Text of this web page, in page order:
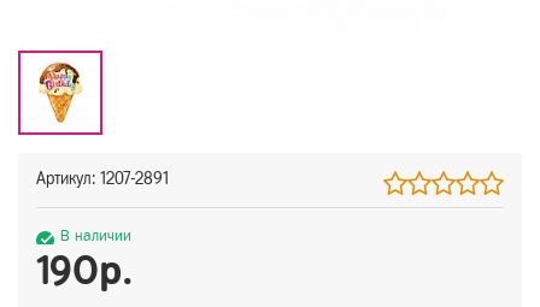
Артикул: 1207-2891
В наличии
190р.